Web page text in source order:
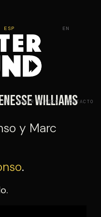
ROGER BLASCO CONTACTO
ESP EN
Williams
y Marc
.